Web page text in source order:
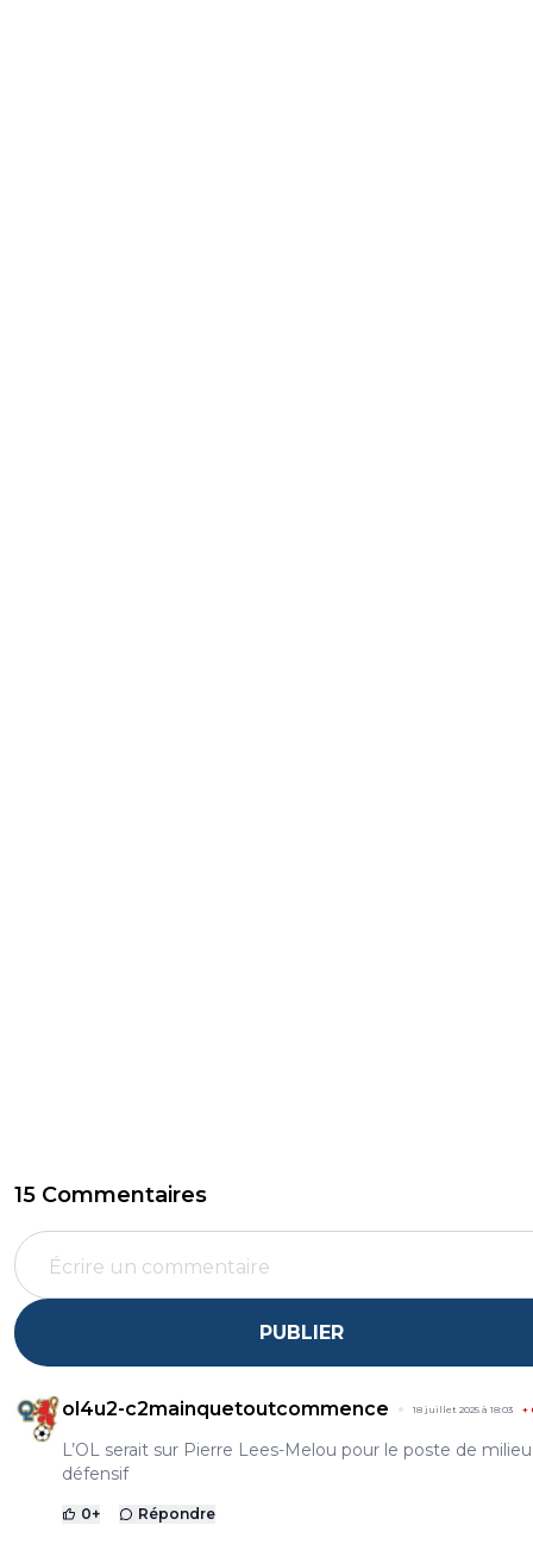
15 Commentaires
PUBLIER
ol4u2-c2mainquetoutcommence 18 juillet 2025 à 18:03 +
L’OL serait sur Pierre Lees-Melou pour le poste de milieu
défensif
0+ Répondre